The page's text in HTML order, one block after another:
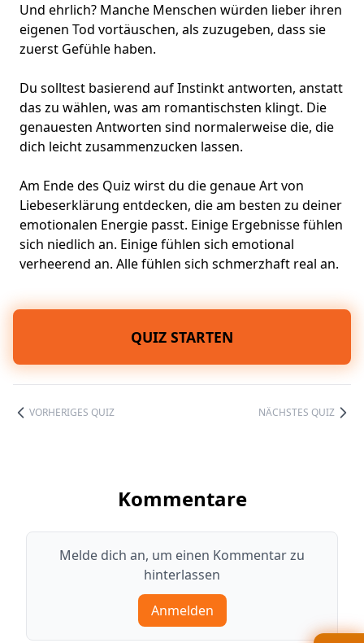
Und ehrlich? Manche Menschen würden lieber ihren
eigenen Tod vortäuschen, als zuzugeben, dass sie
zuerst Gefühle haben.
Du solltest basierend auf Instinkt antworten, anstatt
das zu wählen, was am romantischsten klingt. Die
genauesten Antworten sind normalerweise die, die
dich leicht zusammenzucken lassen.
Am Ende des Quiz wirst du die genaue Art von
Liebeserklärung entdecken, die am besten zu deiner
emotionalen Energie passt. Einige Ergebnisse fühlen
sich niedlich an. Einige fühlen sich emotional
verheerend an. Alle fühlen sich schmerzhaft real an.
QUIZ STARTEN
VORHERIGES QUIZ NÄCHSTES QUIZ
Kommentare
Melde dich an, um einen Kommentar zu
hinterlassen
Anmelden